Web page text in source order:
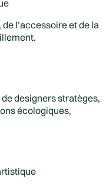
l’accessoire et de la
designers stratèges,
écologiques,